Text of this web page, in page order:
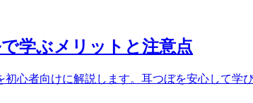
学ぶメリットと注意点
心者向けに解説します。耳つぼを安心して学